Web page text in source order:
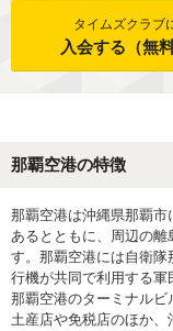
タイムズクラブ
入会する（無料
那覇空港の特徴
那覇空港は沖縄県那覇
あるとともに、周辺の
す。那覇空港には自衛
行機が共同で利用する軍
那覇空港のターミナル
土産店や免税店のほか、